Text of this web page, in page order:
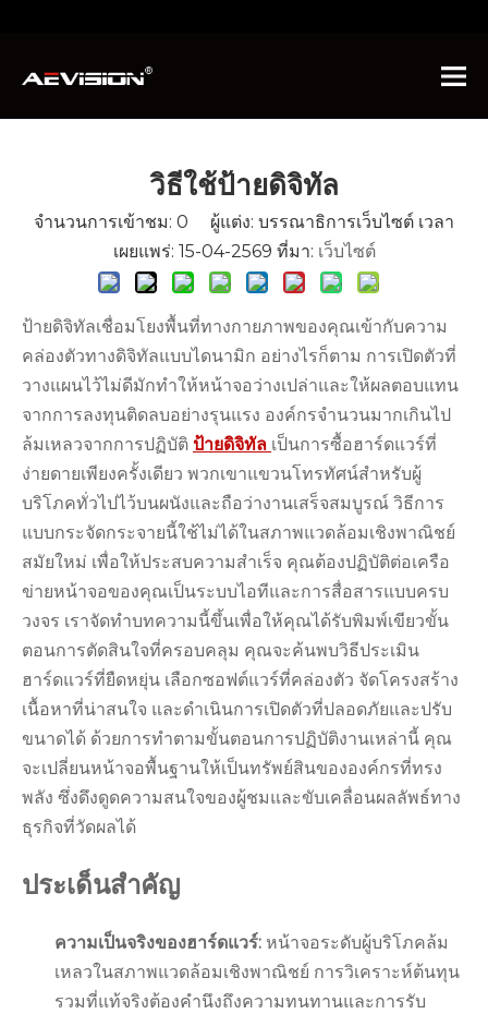
ดิจิทัล
วิธีใช้ป้ายดิจิทัล
จำนวนการเข้าชม: 0 ผู้แต่ง: บรรณาธิการเว็บไซต์ เวลา
เผยแพร่: 15-04-2569 ที่มา: เว็บไซต์
ป้ายดิจิทัลเชื่อมโยงพื้นที่ทางกายภาพของคุณเข้ากับความ
คล่องตัวทางดิจิทัลแบบไดนามิก อย่างไรก็ตาม การเปิดตัวที่
วางแผนไว้ไม่ดีมักทำให้หน้าจอว่างเปล่าและให้ผลตอบแทน
จากการลงทุนติดลบอย่างรุนแรง องค์กรจำนวนมากเกินไป
ล้มเหลวจากการปฏิบัติ ป้ายดิจิทัล เป็นการซื้อฮาร์ดแวร์ที่
ง่ายดายเพียงครั้งเดียว พวกเขาแขวนโทรทัศน์สำหรับผู้
บริโภคทั่วไปไว้บนผนังและถือว่างานเสร็จสมบูรณ์ วิธีการ
แบบกระจัดกระจายนี้ใช้ไม่ได้ในสภาพแวดล้อมเชิงพาณิชย์
สมัยใหม่ เพื่อให้ประสบความสำเร็จ คุณต้องปฏิบัติต่อเครือ
ข่ายหน้าจอของคุณเป็นระบบไอทีและการสื่อสารแบบครบ
วงจร เราจัดทำบทความนี้ขึ้นเพื่อให้คุณได้รับพิมพ์เขียวขั้น
ตอนการตัดสินใจที่ครอบคลุม คุณจะค้นพบวิธีประเมิน
ฮาร์ดแวร์ที่ยืดหยุ่น เลือกซอฟต์แวร์ที่คล่องตัว จัดโครงสร้าง
เนื้อหาที่น่าสนใจ และดำเนินการเปิดตัวที่ปลอดภัยและปรับ
ขนาดได้ ด้วยการทำตามขั้นตอนการปฏิบัติงานเหล่านี้ คุณ
จะเปลี่ยนหน้าจอพื้นฐานให้เป็นทรัพย์สินขององค์กรที่ทรง
พลัง ซึ่งดึงดูดความสนใจของผู้ชมและขับเคลื่อนผลลัพธ์ทาง
ธุรกิจที่วัดผลได้
ประเด็นสำคัญ
ความเป็นจริงของฮาร์ดแวร์: หน้าจอระดับผู้บริโภคล้ม
เหลวในสภาพแวดล้อมเชิงพาณิชย์ การวิเคราะห์ต้นทุน
รวมที่แท้จริงต้องคำนึงถึงความทนทานและการรับ